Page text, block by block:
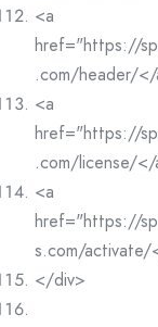
<a
href="https://
.com/header/
<a
href="https://
.com/license/</
<a
href="https://
s.com/activate/
</div>